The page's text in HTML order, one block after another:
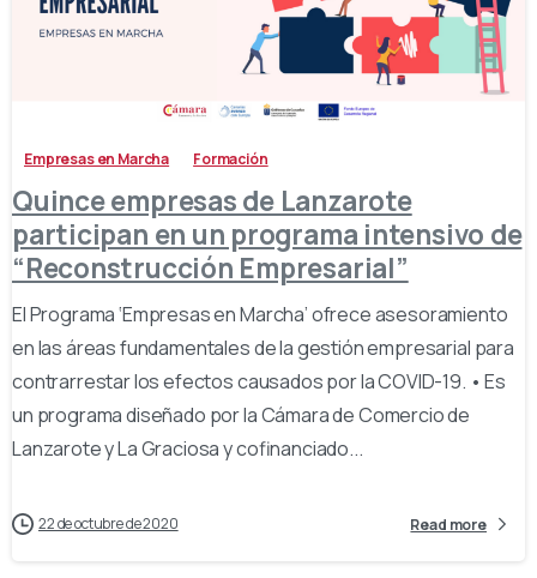
-
Empresas en Marcha Formación
Quince empresas de Lanzarote
participan en un programa intensivo de
“Reconstrucción Empresarial”
El Programa ‘Empresas en Marcha’ ofrece asesoramiento
en las áreas fundamentales de la gestión empresarial para
contrarrestar los efectos causados por la COVID-19. • Es
un programa diseñado por la Cámara de Comercio de
Lanzarote y La Graciosa y cofinanciado...
22 de octubre de 2020 Read more